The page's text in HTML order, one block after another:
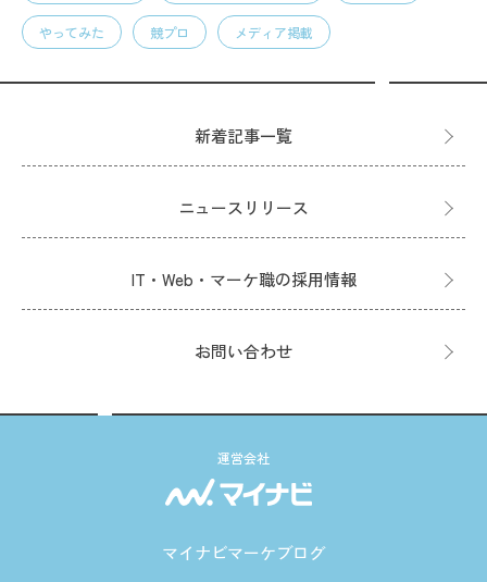
やってみた 競プロ メディア掲載
新着記事一覧
ニュースリリース
IT・Web・マーケ職の採用情報
お問い合わせ
運営会社
マイナビマーケブログ